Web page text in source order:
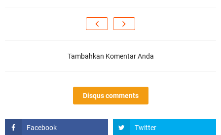
Tambahkan Komentar Anda
Disqus comments